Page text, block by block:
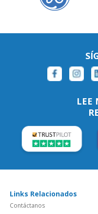
LEE
Links Relacionados
Contáctanos